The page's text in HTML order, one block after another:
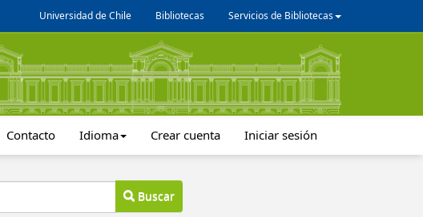
Universidad de Chile Bibliotecas Servicios de Bibliotecas
Contacto Idioma Crear cuenta Iniciar sesión
Buscar